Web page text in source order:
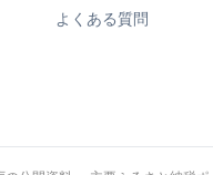
よくある質問